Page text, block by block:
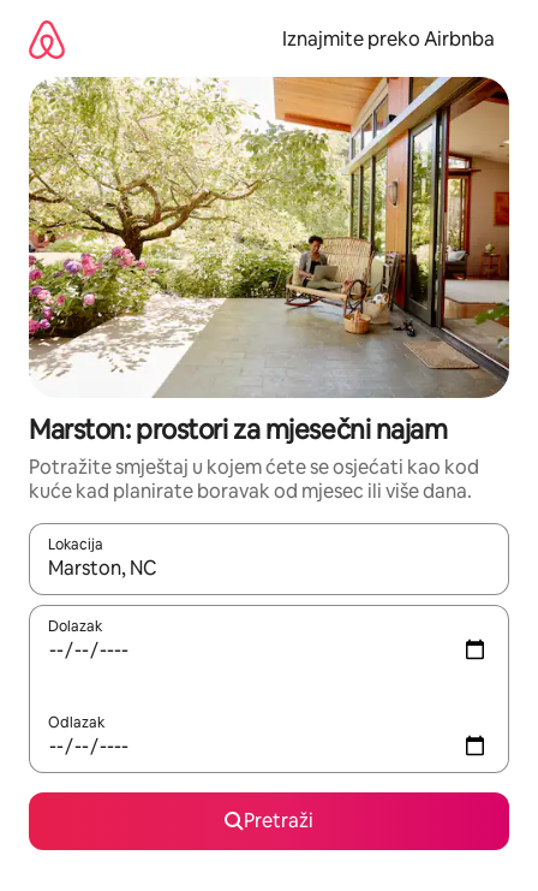
sadržaj
Iznajmite preko Airbnba
Marston: prostori za mjesečni najam
Potražite smještaj u kojem ćete se osjećati kao kod
kuće kad planirate boravak od mjesec ili više dana.
Lokacija
Kada budu dostupni rezultati, moći ćete ih pregledati
Dolazak
Odlazak
Pretraži